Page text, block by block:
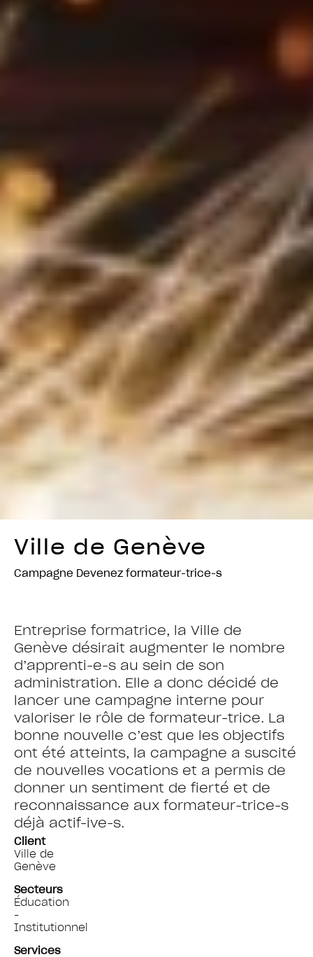
Ville de Genève
Campagne Devenez formateur-trice-s
Entreprise formatrice, la Ville de
Genève désirait augmenter le nombre
d’apprenti-e-s au sein de son
administration. Elle a donc décidé de
lancer une campagne interne pour
valoriser le rôle de formateur-trice. La
bonne nouvelle c’est que les objectifs
ont été atteints, la campagne a suscité
de nouvelles vocations et a permis de
donner un sentiment de fierté et de
reconnaissance aux formateur-trice-s
déjà actif-ive-s.
Client
Ville de
Genève
Secteurs
Éducation
-
Institutionnel
Services